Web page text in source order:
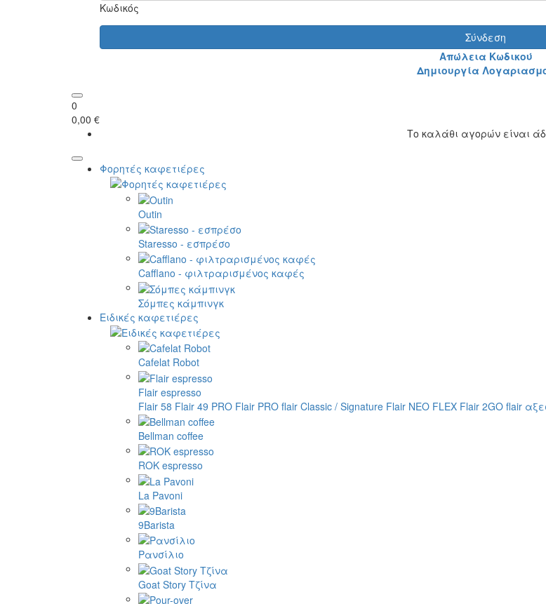
Κωδικός
Σύνδεση
Απώλεια Κωδικού
Δημιουργία
0
0,00 €
Το καλάθι αγορών είναι
Φορητές καφετιέρες
Outin
Staresso - εσπρέσο
Cafflano - φιλτραρισμένος καφές
Σόμπες κάμπινγκ
Ειδικές καφετιέρες
Cafelat Robot
Flair espresso
Flair 58 Flair 49 PRO Flair PRO flair Classic / Signature Flair NEO FLEX Flair 2GO flair
Bellman coffee
ROK espresso
La Pavoni
9Barista
Ρανσίλιο
Goat Story Τζίνα